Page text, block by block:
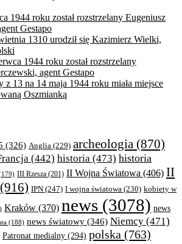
1944 roku został rozstrzelany Eugeniusz
Gestapo
1310 urodził się Kazimierz Wielki,
1944 roku został rozstrzelany
agent Gestapo
z 13 na 14 maja 1944 roku miała miejsce
Oszmianką
(326) Anglia (229) archeologia (870)
(442) historia (473) historia
III Rzesza (201) II Wojna Światowa (406) II
(916) IPN (247) I wojna światowa (230) kobiety w
Kraków (370) news (3078) news
(188) news światowy (346) Niemcy (471)
Patronat medialny (294) polska (763)